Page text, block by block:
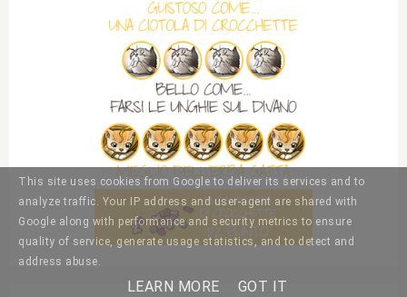
This site uses cookies from Google to deliver its services and to
analyze traffic. Your IP address and user-agent are shared with
Google along with performance and security metrics to ensure
quality of service, generate usage statistics, and to detect and
address abuse.
LEARN MORE GOT IT